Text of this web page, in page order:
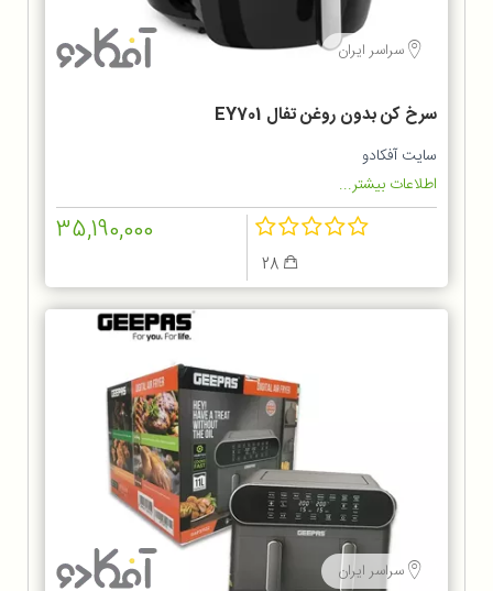
سراسر ایران
سرخ کن بدون روغن تفال EY701
سایت آفکادو
اطلاعات بیشتر...
35,190,000
سراسر ایران